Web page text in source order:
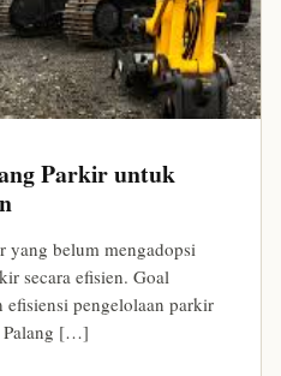
Parkir untuk
yang belum mengadopsi
secara efisien. Goal
pengelolaan parkir
Palang […]